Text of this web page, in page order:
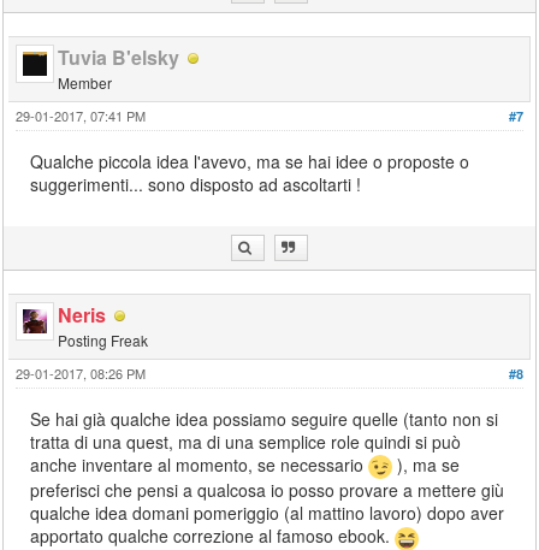
Tuvia B'elsky
Member
#7
29-01-2017, 07:41 PM
Qualche piccola idea l'avevo, ma se hai idee o proposte o
suggerimenti... sono disposto ad ascoltarti !
Neris
Posting Freak
#8
29-01-2017, 08:26 PM
Se hai già qualche idea possiamo seguire quelle (tanto non si
tratta di una quest, ma di una semplice role quindi si può
anche inventare al momento, se necessario
), ma se
preferisci che pensi a qualcosa io posso provare a mettere giù
qualche idea domani pomeriggio (al mattino lavoro) dopo aver
apportato qualche correzione al famoso ebook.